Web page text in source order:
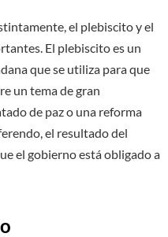
el plebiscito y el
El plebiscito es un
que se utiliza para que
un tema de gran
de paz o una reforma
el resultado del
el gobierno está obligado a